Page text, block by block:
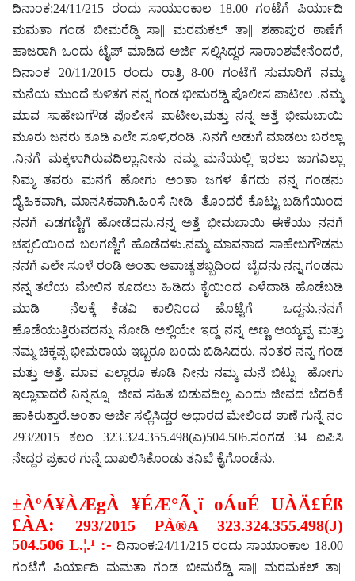
ದಿನಾಂಕ:24/11/215 ರಂದು ಸಾಯಾಂಕಾಲ 18.00 ಗಂಟೆಗೆ ಪಿರ್ಯಾದಿ
ಮಮತಾ ಗಂಡ ಬೀಮರೆಡ್ಡಿ ಸಾ||ಮರಮಕಲ್ ತಾ|| ಶಹಾಪುರ ಠಾಣೆಗೆ
ಹಾಜರಾಗಿ ಒಂದು ಟೈಪ್ ಮಾಡಿದ ಅರ್ಜಿ ಸಲ್ಲಿಸಿದ್ದರ ಸಾರಾಂಶವೇನೆಂದರೆ,
ದಿನಾಂಕ 20/11/2015 ರಂದು ರಾತ್ರಿ 8-00 ಗಂಟೆಗೆ ಸುಮಾರಿಗೆ ನಮ್ಮ
ಮನೆಯ ಮುಂದೆ ಕುಳಿತಗ ನನ್ನ ಗಂಡ ಭೀಮರಡ್ಡಿ ಪೊಲೀಸ ಪಾಟೀಲ .ನಮ್ಮ
ಮಾವ ಸಾಹೇಬಗೌಡ ಪೊಲೀಸ ಪಾಟೀಲ,ಮತ್ತು ನನ್ನ ಅತ್ತೆ ಭೀಮಬಾಯಿ
ಮೂರು ಜನರು ಕೂಡಿ ಎಲೇ ಸೂಳಿ,ರಂಡಿ .ನಿನಗೆ ಅಡುಗೆ ಮಾಡಲು ಬರಲ್ಲಾ
.ನಿನಗೆ ಮಕ್ಕಳಾಗಿರುವದಿಲ್ಲಾ.ನೀನು ನಮ್ಮ ಮನೆಯಲ್ಲಿ ಇರಲು ಜಾಗವಿಲ್ಲಾ
ನಿಮ್ಮ ತವರು ಮನಗೆ ಹೋಗು ಅಂತಾ ಜಗಳ ತೆಗದು ನನ್ನ ಗಂಡನು
ದೈಹಿಕವಾಗಿ, ಮಾನಸಿಕವಾಗಿ.ಹಿಂಸೆ ನೀಡಿ ತೊಂದರೆ ಕೊಟ್ಟು ಬಡಿಗೆಯಿಂದ
ನನಗೆ ಎಡಗಣ್ಣಿಗೆ ಹೋಡೆದನು.ನನ್ನ ಅತ್ತೆ ಭೀಮಬಾಯಿ ಈಕೆಯು ನನಗೆ
ಚಪ್ಪಲಿಯಿಂದ ಬಲಗಣ್ಣಿಗೆ ಹೊಡೆದಳು.ನಮ್ಮ ಮಾವನಾದ ಸಾಹೇಬಗೌಡನು
ನನಗೆ ಎಲೇ ಸೂಳೆ ರಂಡಿ ಅಂತಾ ಅವಾಚ್ಯ ಶಬ್ಬದಿಂದ ಬೈದನು ನನ್ನ ಗಂಡನು
ನನ್ನ ತಲೆಯ ಮೇಲಿನ ಕೂದಲು ಹಿಡಿದು ಕೈಯಿಂದ ಎಳೆದಾಡಿ ಹೊಡೆಬಡಿ
ಮಾಡಿ ನೆಲಕ್ಕೆ ಕೆಡವಿ ಕಾಲಿನಿಂದ ಹೊಟ್ಟೆಗೆ ಒದ್ದನು.ನನಗೆ
ಹೊಡೆಯುತ್ತಿರುವದನ್ನು ನೋಡಿ ಅಲ್ಲಿಯೇ ಇದ್ದ ನನ್ನ ಅಣ್ಣ ಅಯ್ಯಪ್ಪ ಮತ್ತು
ನಮ್ಮ ಚಿಕ್ಕಪ್ಪ ಭೀಮರಾಯ ಇಬ್ಬರೂ ಬಂದು ಬಿಡಿಸಿದರು. ನಂತರ ನನ್ನ ಗಂಡ
ಮತ್ತು ಅತ್ತೆ. ಮಾವ ಎಲ್ಲಾರೂ ಕೂಡಿ ನೀನು ನಮ್ಮ ಮನೆ ಬಿಟ್ಟು ಹೋಗು
ಇಲ್ಲಾವಾದರೆ ನಿನ್ನನ್ನೂ ಜೀವ ಸಹಿತ ಬಿಡುವದಿಲ್ಲ ಎಂದು ಜೀವದ ಬೆದರಿಕೆ
ಹಾಕಿರುತ್ತಾರೆ.ಅಂತಾ ಅರ್ಜಿ ಸಲ್ಲಿಸಿದ್ದರ ಅಧಾರದ ಮೇಲಿಂದ ಠಾಣೆ ಗುನ್ನೆ ನಂ
293/2015 ಕಲಂ 323.324.355.498(ಎ)504.506.ಸಂಗಡ 34 ಐಪಿಸಿ
ನೇದ್ದರ ಪ್ರಕಾರ ಗುನ್ನೆ ದಾಖಲಿಸಿಕೊಂಡು ತನಿಖೆ ಕೈಗೊಂಡೆನು.
±ÀºÁ¥ÀÆgÀ ¥ÉÆ°Ã¸ï oÁuÉ UÀÄ£Éß
£ÀA: 293/2015PÀ®A 323.324.355.498(J)
504.506 L.¦.¹ :- ದಿನಾಂಕ:24/11/215 ರಂದು ಸಾಯಾಂಕಾಲ 18.00
ಗಂಟೆಗೆ ಪಿರ್ಯಾದಿ ಮಮತಾ ಗಂಡ ಬೀಮರೆಡ್ಡಿ ಸಾ|| ಮರಮಕಲ್ ತಾ||